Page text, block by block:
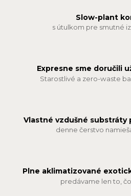
Slow-plant
s útulkom pre smutné
Expresne sme doručili
Starostlivé a zero-waste
Vlastné vzdušné substráty
denne čerstvo
Plne aklimatizované
predávame len to,